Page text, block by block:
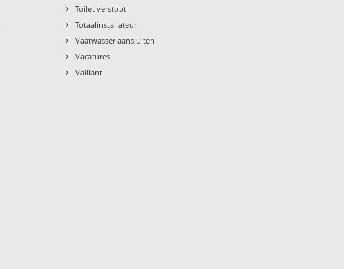
› Toilet verstopt
› Totaalinstallateur
› Vaatwasser aansluiten
› Vacatures
› Vaillant